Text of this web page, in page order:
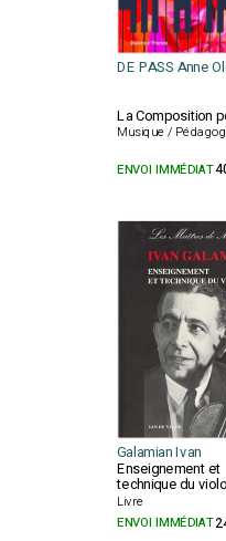
DE PASS Anne
La Composition
Musique /
ENVOI IMMÉDIAT
Galamian Ivan
Enseignement et
technique du
Livre
ENVOI IMMÉDIAT